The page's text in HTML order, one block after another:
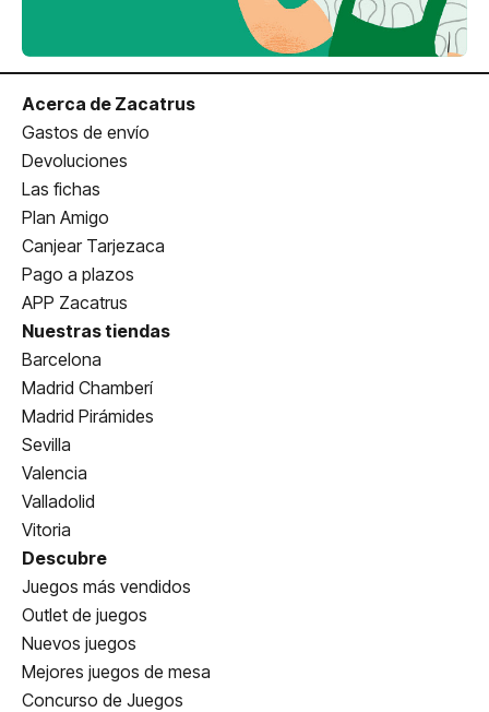
Acerca de Zacatrus
Gastos de envío
Devoluciones
Las fichas
Plan Amigo
Canjear Tarjezaca
Pago a plazos
APP Zacatrus
Nuestras tiendas
Barcelona
Madrid Chamberí
Madrid Pirámides
Sevilla
Valencia
Valladolid
Vitoria
Descubre
Juegos más vendidos
Outlet de juegos
Nuevos juegos
Mejores juegos de mesa
Concurso de Juegos